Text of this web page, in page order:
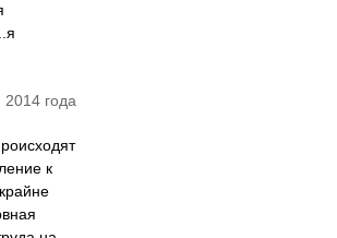
2014 года
к